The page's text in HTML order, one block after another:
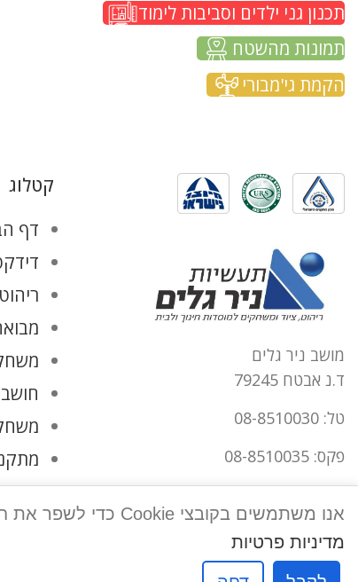
תכנון גני ילדים וסביבות לימוד
תמונות מהשטח
הקמת גי'מבורי
מושב ניר גלים
ד.נ אבטח 79245
טל: 08-8510030
פקס: 08-8510035
קטלוג
דף
אנו משתמשים בקובצי Cookie כדי לשפר את חוויית המשתמש שלך באתר שלנו. על ידי גלישה באתר זה, הנך מסכים לשימוש שלנו בקובצי Cookie.
מדיניות פרטיות